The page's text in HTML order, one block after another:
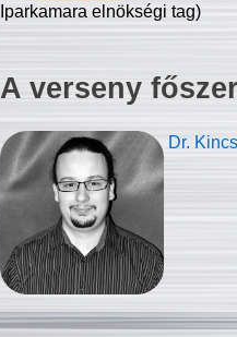
Iparkamara elnökségi tag)
A verseny
Dr.